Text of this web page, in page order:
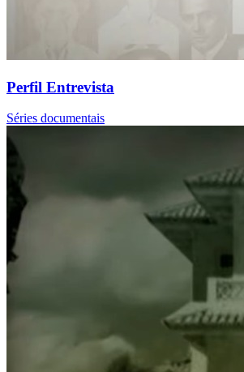
Perfil Entrevista
Séries documentais